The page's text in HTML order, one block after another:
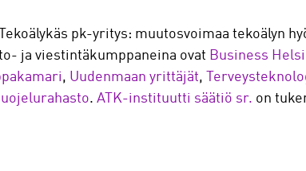
pk-yritys: muutosvoimaa tekoälyn
ja viestintäkumppaneina ovat Business
, Uudenmaan yrittäjät,
. ATK-instituutti säätiö sr. on